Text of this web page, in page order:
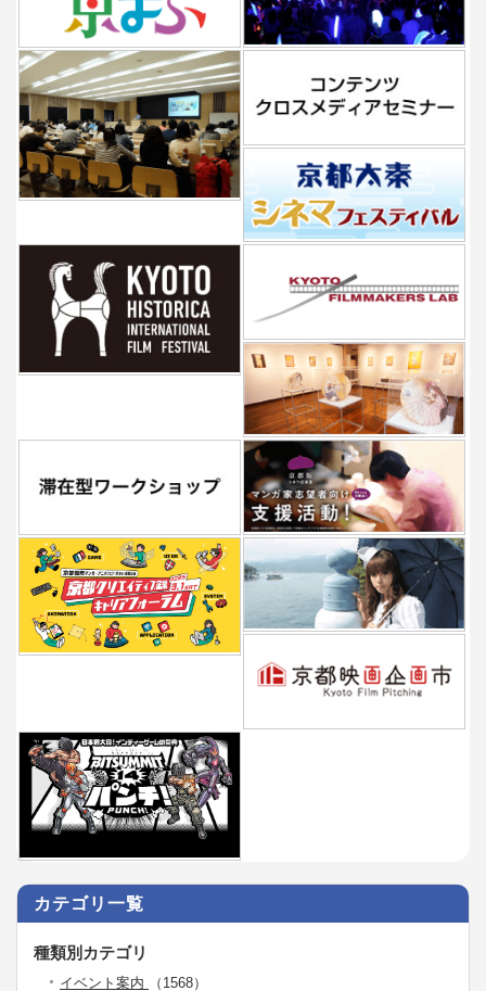
カテゴリ一覧
種類別カテゴリ
イベント案内 （1568）